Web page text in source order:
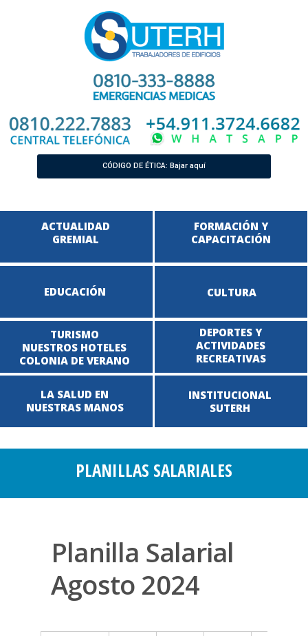
CÓDIGO DE ÉTICA: Bajar aquí
ACTUALIDAD
GREMIAL
EDUCACIÓN CULTURA
TURISMO
NUESTROS HOTELES
COLONIA DE VERANO
DEPORTES Y
ACTIVIDADES
RECREATIVAS
LA SALUD EN
NUESTRAS MANOS
INSTITUCIONAL
SUTERH
FORMACIÓN Y
CAPACITACIÓN
PLANILLAS SALARIALES
Planilla Salarial
Agosto 2024